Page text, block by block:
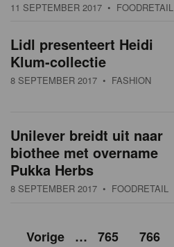
11 SEPTEMBER 2017 • FOODRETAIL
Lidl presenteert Heidi
Klum-collectie
8 SEPTEMBER 2017 • FASHION
Unilever breidt uit naar
biothee met overname
Pukka Herbs
8 SEPTEMBER 2017 • FOODRETAIL
Vorige … 765 766